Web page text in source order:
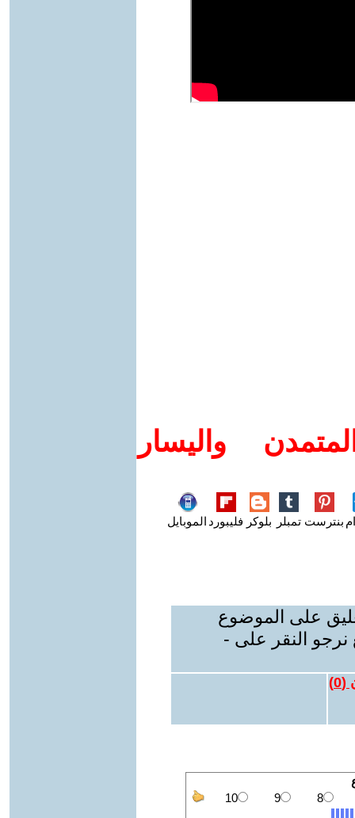
واليسار
بنترست تمبلر بلوكر فليبورد الموبايل
على الموضوع
نرجو النقر على -
(
0
)